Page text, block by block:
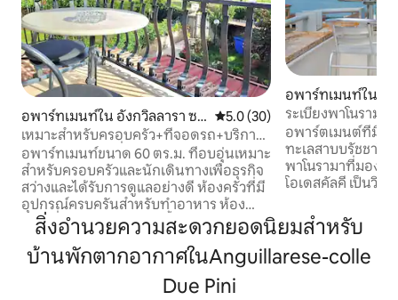
อพาร์ทเมนท์ใน อังกวิลลารา ซา
บาเซีย
คะแนนเฉลี่ย 5.0 จาก 5, 30 รีวิว
5.0 (30)
เหมาะสำหรับครอบครัว+ที่จอดรถ+บริการ
และรถไฟ "ดาแมรี่"
อพาร์ทเมนท์ขนาด 60 ตร.ม. ที่อบอุ่นเหมาะ
สำหรับครอบครัวและนักเดินทางเพื่อธุรกิจ
สว่างและได้รับการดูแลอย่างดี ห้องครัวที่มี
อุปกรณ์ครบครันสำหรับทำอาหาร ห้อง
นอนที่สะดวกสบาย ห้องน้ำขนาดใหญ่
พร้อมอ่างอาบน้ำและเครื่องซักผ้า ระเบียง
และสวนส่วนตัวที่ปูพื้น เหมาะสำหรับการ
พักผ่อนและเด็ก ๆ ที่จอดรถริมถนนหน้าอ
พาร์ทเมนท์ฟรี ใกล้กับบริการทั้งหมดและ
อพาร์ทเมนท์ใน บร
ระเบียงพาโนรามา
อพาร์ตเมนต์ที่มีเ
ทะเลสาบบรัชชาโน
พาโนรามาที่มองเ
โอเดสคัลคี เป็นวิว
การตกแต่งภายใน
ออกแบบมาอย่าง
ที่หรูหราและผ่อน
รูปวงกลมที่โดดเด่
สิ่งอำนวยความสะดวกยอดนิยมสำหรับ
บ้านพักตากอากาศในAnguillarese-colle
Due Pini